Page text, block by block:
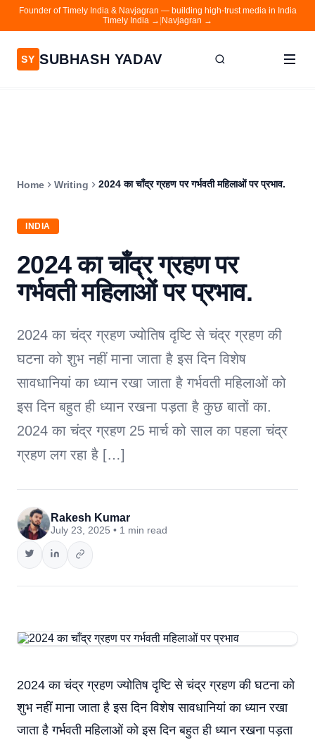
Founder of Timely India & Navjagran — building high-trust media in India
Timely India → Navjagran →
SY SUBHASH YADAV
Contact
Timely India
Home Writing 2024 का चाँद्र ग्रहण पर गर्भवती महिलाओं पर प्रभाव.
INDIA
2024 का चाँद्र ग्रहण पर
गर्भवती महिलाओं पर प्रभाव.
2024 का चंद्र ग्रहण ज्योतिष दृष्टि से चंद्र ग्रहण की
घटना को शुभ नहीं माना जाता है इस दिन विशेष
सावधानियां का ध्यान रखा जाता है गर्भवती महिलाओं को
इस दिन बहुत ही ध्यान रखना पड़ता है कुछ बातों का.
2024 का चंद्र ग्रहण 25 मार्च को साल का पहला चंद्र
ग्रहण लग रहा है […]
Rakesh Kumar
July 23, 2025 • 1 min read
2024 का चंद्र ग्रहण ज्योतिष दृष्टि से चंद्र ग्रहण की घटना को
शुभ नहीं माना जाता है इस दिन विशेष सावधानियां का ध्यान रखा
जाता है गर्भवती महिलाओं को इस दिन बहुत ही ध्यान रखना पड़ता